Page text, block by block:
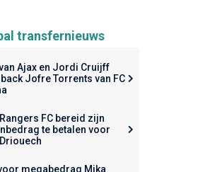
transfernieuws
Ajax en Jordi Cruijff
Jofre Torrents van FC
FC bereid zijn
te betalen voor
megabedrag Mika